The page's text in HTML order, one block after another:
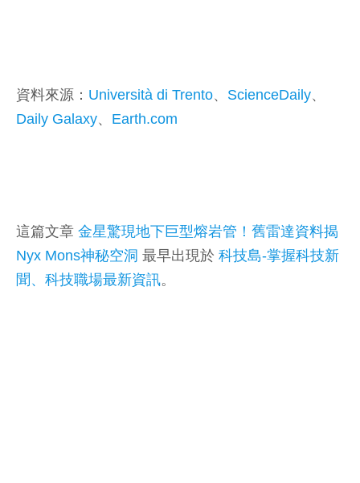
資料來源： Università di Trento、 ScienceDaily、
Daily Galaxy、 Earth.com
這篇文章 金星驚現地下巨型熔岩管！舊雷達資料揭
Nyx Mons神秘空洞 最早出現於 科技島-掌握科技新
聞、科技職場最新資訊。